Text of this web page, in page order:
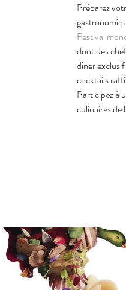
Préparez
Festival
dont des
dîner
cocktails
Participez à
culinaires de